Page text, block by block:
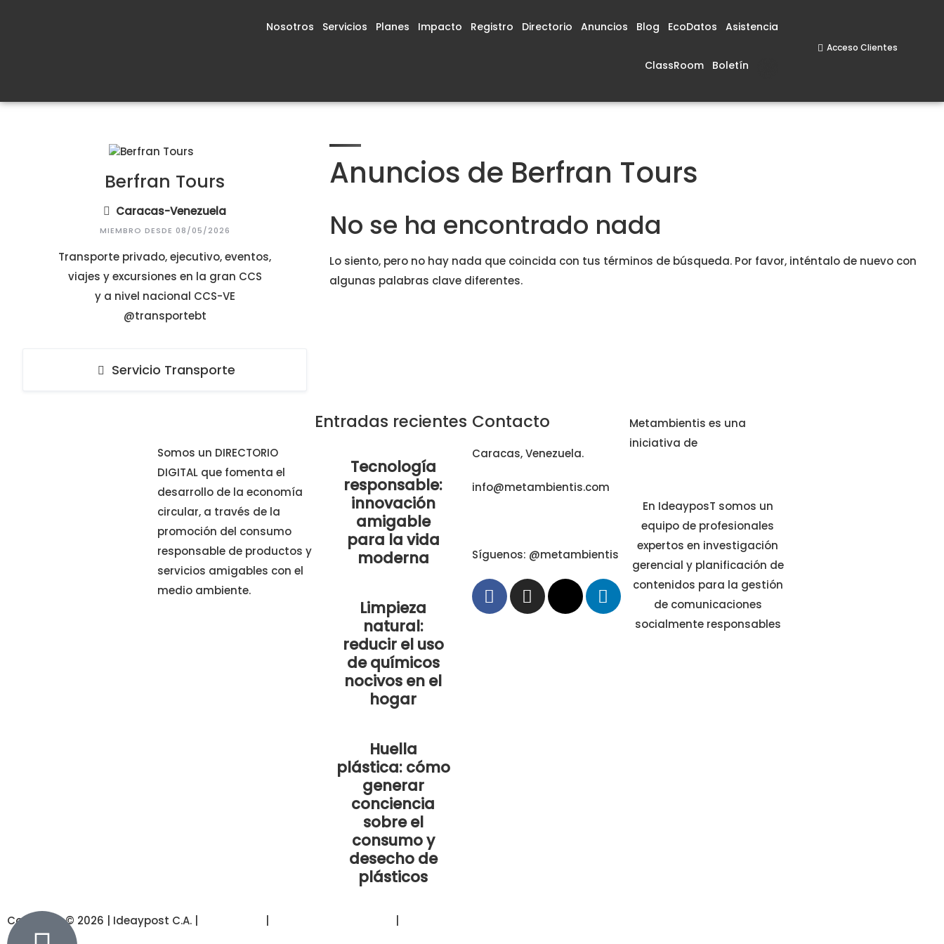
Nosotros Servicios Planes Impacto Registro Directorio Anuncios Blog EcoDatos Asistencia
ClassRoom Boletín
Acceso Clientes
Berfran Tours
Caracas-Venezuela
MIEMBRO DESDE 08/05/2026
Transporte privado, ejecutivo, eventos,
viajes y excursiones en la gran CCS
y a nivel nacional CCS-VE
@transportebt
Servicio Transporte
Anuncios de Berfran Tours
No se ha encontrado nada
Lo siento, pero no hay nada que coincida con tus términos de búsqueda. Por favor, inténtalo de nuevo con
algunas palabras clave diferentes.
Somos un DIRECTORIO
DIGITAL que fomenta el
desarrollo de la economía
circular, a través de la
promoción del consumo
responsable de productos y
servicios amigables con el
medio ambiente.
Entradas recientes
Tecnología
responsable:
innovación
amigable
para la vida
moderna
Limpieza
natural:
reducir el uso
de químicos
nocivos en el
hogar
Huella
plástica: cómo
generar
conciencia
sobre el
consumo y
desecho de
plásticos
Contacto
Caracas, Venezuela.
info@metambientis.com
Síguenos: @metambientis
Metambientis es una
iniciativa de
En IdeayposT somos un
equipo de profesionales
expertos en investigación
gerencial y planificación de
contenidos para la gestión
de comunicaciones
socialmente responsables
Copyright © 2026 | Ideaypost C.A. |